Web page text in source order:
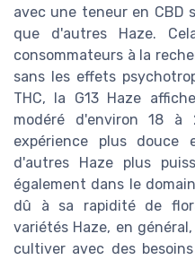
avec une teneur en CBD
que d'autres Haze.
consommateurs à la
sans les effets
THC, la G13 Haze
modéré d'environ 18
expérience plus
d'autres Haze plus
également dans le
dû à sa rapidité de
variétés Haze, en
cultiver avec des